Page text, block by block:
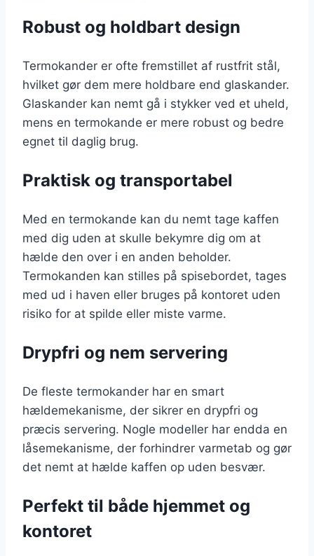
Robust og holdbart design
Termokander er ofte fremstillet af rustfrit stål,
hvilket gør dem mere holdbare end glaskander.
Glaskander kan nemt gå i stykker ved et uheld,
mens en termokande er mere robust og bedre
egnet til daglig brug.
Praktisk og transportabel
Med en termokande kan du nemt tage kaffen
med dig uden at skulle bekymre dig om at
hælde den over i en anden beholder.
Termokanden kan stilles på spisebordet, tages
med ud i haven eller bruges på kontoret uden
risiko for at spilde eller miste varme.
Drypfri og nem servering
De fleste termokander har en smart
hældemekanisme, der sikrer en drypfri og
præcis servering. Nogle modeller har endda en
låsemekanisme, der forhindrer varmetab og gør
det nemt at hælde kaffen op uden besvær.
Perfekt til både hjemmet og
kontoret